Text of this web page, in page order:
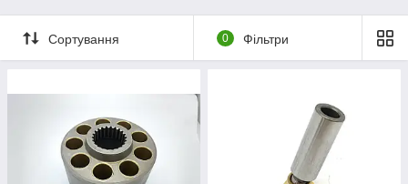
Сортування 0 Фільтри